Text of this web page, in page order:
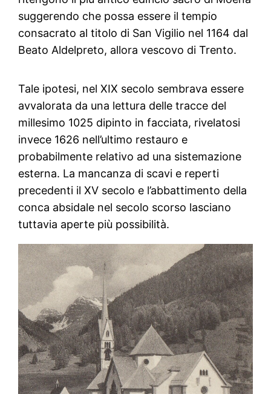
suggerendo che possa essere il tempio
consacrato al titolo di San Vigilio nel 1164 dal
Beato Aldelpreto, allora vescovo di Trento.
Tale ipotesi, nel XIX secolo sembrava essere
avvalorata da una lettura delle tracce del
millesimo 1025 dipinto in facciata, rivelatosi
invece 1626 nell’ultimo restauro e
probabilmente relativo ad una sistemazione
esterna. La mancanza di scavi e reperti
precedenti il XV secolo e l’abbattimento della
conca absidale nel secolo scorso lasciano
tuttavia aperte più possibilità.